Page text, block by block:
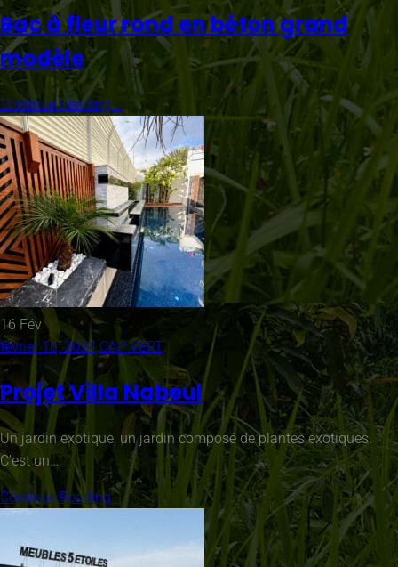
Bac à fleur rond en béton grand
modèle
Continue Reading...
16 Fév
février 16, 2024 CAP VERT
Projet Villa Nabeul
Un jardin exotique, un jardin composé de plantes exotiques.
C’est un…
Continue Reading...